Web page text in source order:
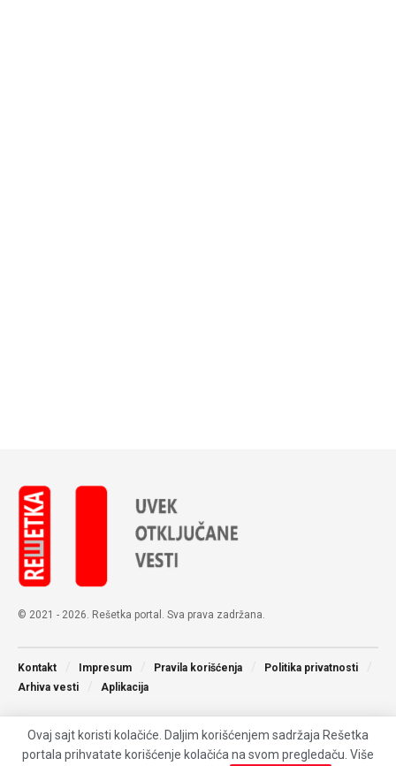
© 2021 - 2026. Rešetka portal. Sva prava zadržana.
Kontakt Impresum Pravila korišćenja
Politika privatnosti
Arhiva vesti
Aplikacija
Ovaj sajt koristi kolačiće. Daljim korišćenjem sadržaja Rešetka
portala prihvatate korišćenje kolačića na svom pregledaču. Više